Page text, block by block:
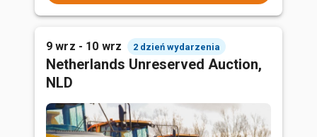
9 wrz - 10 wrz 2 dzień wydarzenia
Netherlands Unreserved Auction,
NLD